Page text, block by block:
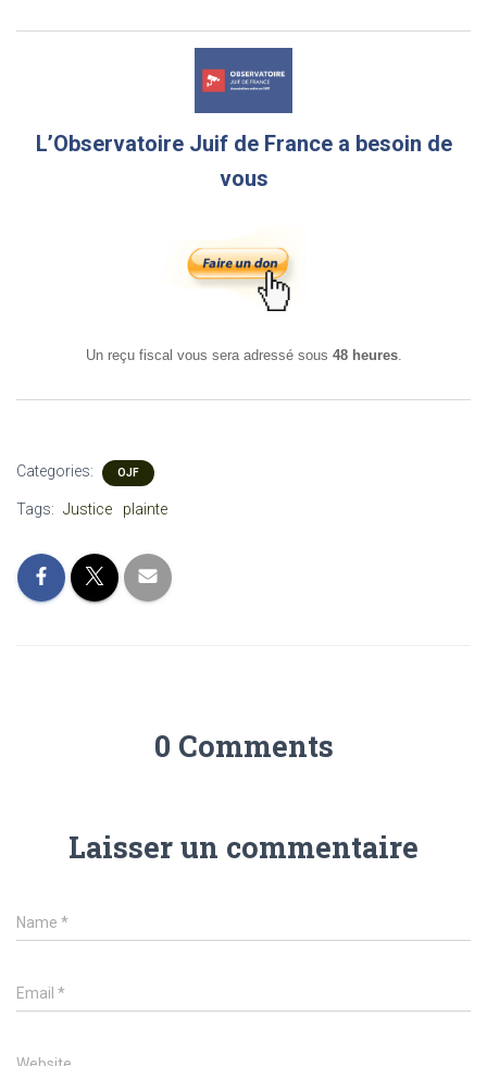
L’Observatoire Juif de France a besoin de
vous
Un reçu fiscal vous sera adressé sous 48 heures.
Categories: OJF
Tags: Justice plainte
0 Comments
Laisser un commentaire
Name *
Email *